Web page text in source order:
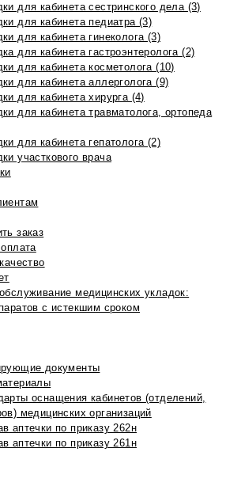
для кабинета сестринского дела (3)
для кабинета педиатра (3)
для кабинета гинеколога (3)
для кабинета гастроэнтеролога (2)
для кабинета косметолога (10)
для кабинета аллерголога (9)
для кабинета хирурга (4)
для кабинета травматолога, ортопеда
для кабинета гепатолога (2)
участкового врача
заказ
медицинских укладок:
с истекшим сроком
документы
оснащения кабинетов (отделений,
медицинских организаций
аптечки по приказу 262н
аптечки по приказу 261н